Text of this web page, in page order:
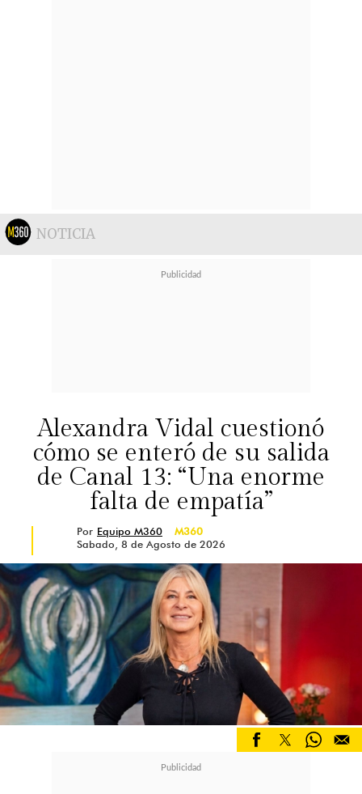
NOTICIA
Alexandra Vidal cuestionó
cómo se enteró de su salida
de Canal 13: “Una enorme
falta de empatía”
Por Equipo M360
M360
Sabado, 8 de Agosto de 2026